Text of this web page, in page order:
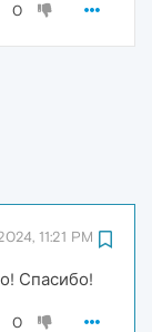
0
11:21 PM
Спасибо!
0